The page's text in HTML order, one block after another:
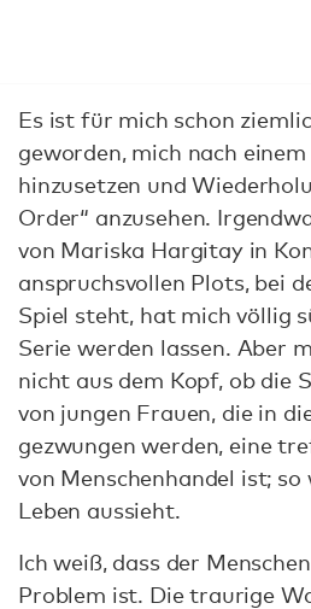
Es ist für mich schon
geworden, mich nach
hinzusetzen und
Order“ anzusehen.
von Mariska Hargitay in
anspruchsvollen Plots, bei
Spiel steht, hat mich völlig
Serie werden lassen. Aber
nicht aus dem Kopf, ob die
von jungen Frauen, die in
gezwungen werden, eine
von Menschenhandel ist;
Leben aussieht.
Ich weiß, dass der
Problem ist. Die traurige